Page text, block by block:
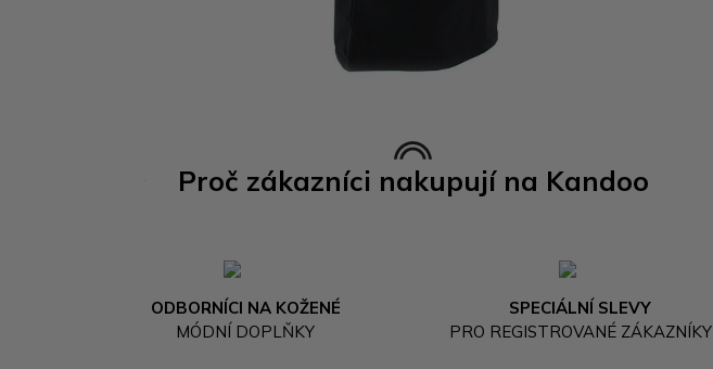
Proč zákazníci nakupují na Kandoo
ODBORNÍCI NA KOŽENÉ
MÓDNÍ DOPLŇKY
SPECIÁLNÍ SLEVY
PRO REGISTROVANÉ ZÁKAZNÍKY